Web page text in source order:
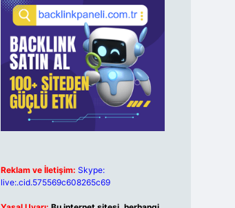
Reklam ve İletişim: Skype:
live:.cid.575569c608265c69